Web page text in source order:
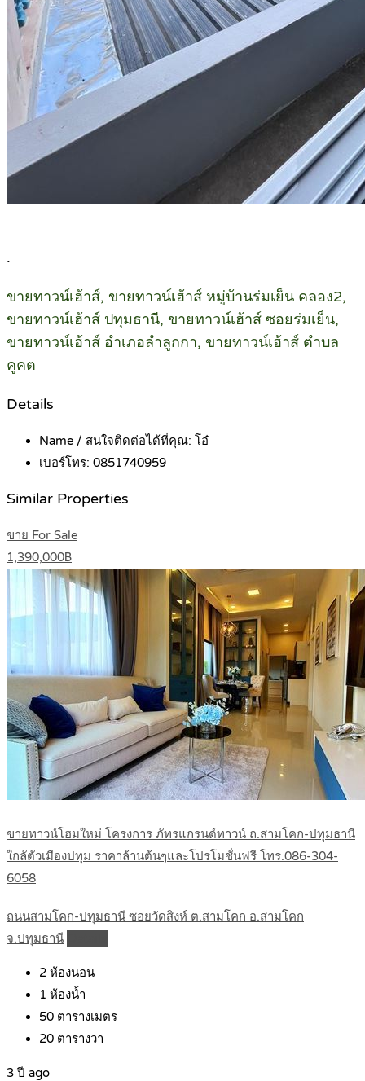
.
ขายทาวน์เฮ้าส์, ขายทาวน์เฮ้าส์ หมู่บ้านร่มเย็น คลอง2,
ขายทาวน์เฮ้าส์ ปทุมธานี, ขายทาวน์เฮ้าส์ ซอยร่มเย็น,
ขายทาวน์เฮ้าส์ อำเภอลำลูกกา, ขายทาวน์เฮ้าส์ ตำบล
คูคต
Details
Name / สนใจติดต่อได้ที่คุณ: โอ๋
เบอร์โทร: 0851740959
Similar Properties
ขาย For Sale
1,390,000฿
ขายทาวน์โฮมใหม่ โครงการ ภัทรแกรนด์ทาวน์ ถ.สามโคก-ปทุมธานี
ใกลัตัวเมืองปทุม ราคาล้านต้นๆและโปรโมชั่นฟรี โทร.086-304-
6058
ถนนสามโคก-ปทุมธานี ซอยวัดสิงห์ ต.สามโคก อ.สามโคก
จ.ปทุมธานี
2 ห้องนอน
1 ห้องน้ำ
50 ตารางเมตร
20 ตารางวา
3 ปี ago